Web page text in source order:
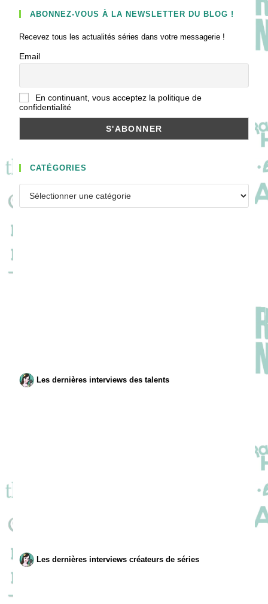
ABONNEZ-VOUS À LA NEWSLETTER DU BLOG !
Recevez tous les actualités séries dans votre messagerie !
Email
En continuant, vous acceptez la politique de
confidentialité
CATÉGORIES
Les dernières interviews des talents
Les dernières interviews créateurs de séries